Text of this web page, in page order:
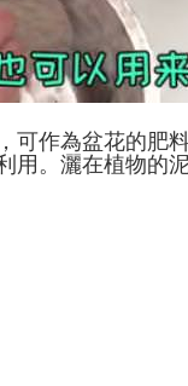
可作為盆花的肥
用。灑在植物的